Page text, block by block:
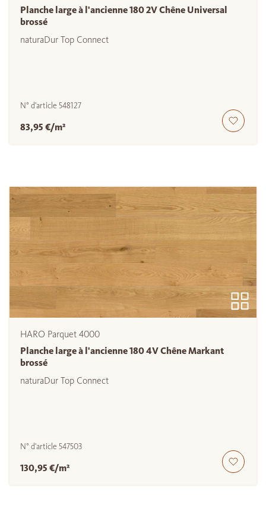
Planche large à l'ancienne 180 2V Chêne Universal
brossé
naturaDur Top Connect
N° d'article 548127
83,95 €/m²
HARO Parquet 4000
Planche large à l'ancienne 180 4V Chêne Markant
brossé
naturaDur Top Connect
N° d'article 547503
130,95 €/m²